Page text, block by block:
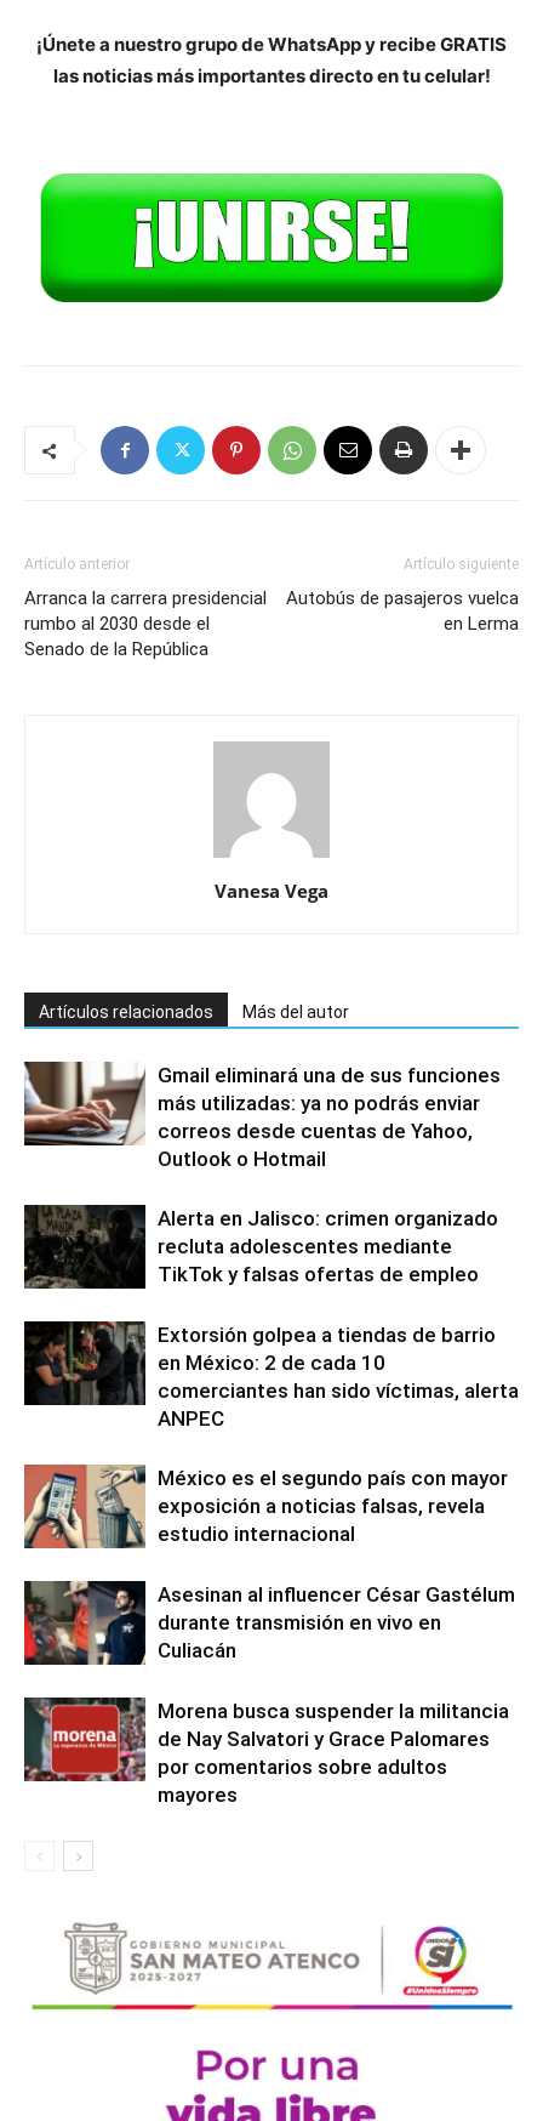
¡Únete a nuestro grupo de WhatsApp y recibe GRATIS
las noticias más importantes directo en tu celular!
Artículo anterior
Arranca la carrera presidencial
rumbo al 2030 desde el
Senado de la República
Artículo siguiente
Autobús de pasajeros vuelca
en Lerma
Vanesa Vega
Artículos relacionados Más del autor
Gmail eliminará una de sus funciones
más utilizadas: ya no podrás enviar
correos desde cuentas de Yahoo,
Outlook o Hotmail
Alerta en Jalisco: crimen organizado
recluta adolescentes mediante
TikTok y falsas ofertas de empleo
Extorsión golpea a tiendas de barrio
en México: 2 de cada 10
comerciantes han sido víctimas, alerta
ANPEC
México es el segundo país con mayor
exposición a noticias falsas, revela
estudio internacional
Asesinan al influencer César Gastélum
durante transmisión en vivo en
Culiacán
Morena busca suspender la militancia
de Nay Salvatori y Grace Palomares
por comentarios sobre adultos
mayores